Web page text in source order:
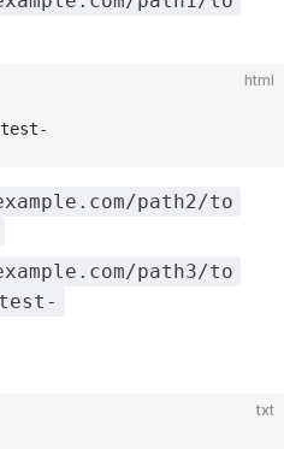
html
path2/to
path3/to
txt